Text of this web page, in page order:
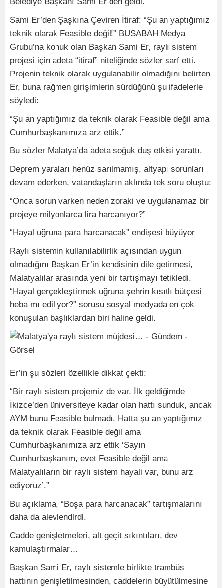
Sami Er’den Şaşkına Çeviren İtiraf: “Şu an yaptığımız
teknik olarak Feasible değil!” BUSABAH Medya
Grubu’na konuk olan Başkan Sami Er, raylı sistem
projesi için adeta “itiraf” niteliğinde sözler sarf etti.
Projenin teknik olarak uygulanabilir olmadığını belirten
Er, buna rağmen girişimlerin sürdüğünü şu ifadelerle
söyledi:
“Şu an yaptığımız da teknik olarak Feasible değil ama
Cumhurbaşkanımıza arz ettik.”
Bu sözler Malatya’da adeta soğuk duş etkisi yarattı.
Deprem yaraları henüz sarılmamış, altyapı sorunları
devam ederken, vatandaşların aklında tek soru oluştu:
“Onca sorun varken neden zoraki ve uygulanamaz bir
projeye milyonlarca lira harcanıyor?”
“Hayal uğruna para harcanacak” endişesi büyüyor
Raylı sistemin kullanılabilirlik açısından uygun
olmadığını Başkan Er’in kendisinin dile getirmesi,
Malatyalılar arasında yeni bir tartışmayı tetikledi.
“Hayal gerçekleştirmek uğruna şehrin kısıtlı bütçesi
heba mı ediliyor?” sorusu sosyal medyada en çok
konuşulan başlıklardan biri haline geldi.
Er’in şu sözleri özellikle dikkat çekti:
“Bir raylı sistem projemiz de var. İlk geldiğimde
İkizce’den üniversiteye kadar olan hattı sunduk, ancak
AYM bunu Feasible bulmadı. Hatta şu an yaptığımız
da teknik olarak Feasible değil ama
Cumhurbaşkanımıza arz ettik ‘Sayın
Cumhurbaşkanım, evet Feasible değil ama
Malatyalıların bir raylı sistem hayali var, bunu arz
ediyoruz’.”
Bu açıklama, “Boşa para harcanacak” tartışmalarını
daha da alevlendirdi.
Cadde genişletmeleri, alt geçit sıkıntıları, dev
kamulaştırmalar…
Başkan Sami Er, raylı sistemle birlikte trambüs
hattının genişletilmesinden, caddelerin büyütülmesine